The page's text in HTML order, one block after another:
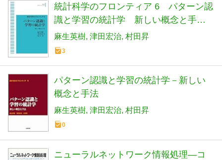
統計科学のフロンティア 6 パターン認
識と学習の統計学 新しい概念と手法
(岩波オンデマンドブックス)
麻生英樹 津田宏治 村田昇
3
パターン認識と学習の統計学－新しい
概念と手法
麻生英樹 津田宏治 村田昇
0
ニューラルネットワーク情報処理―コ